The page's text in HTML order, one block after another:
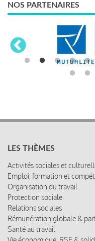
NOS PARTENAIRES
LES THÈMES
Activités sociales et
Emploi, formation et
Organisation du travail
Protection sociale
Relations sociales
Rémunération globale &
Santé au travail